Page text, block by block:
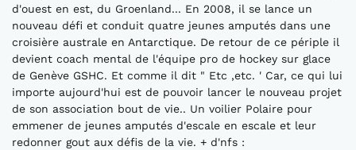
d'ouest en est, du Groenland... En 2008, il se lance un
nouveau défi et conduit quatre jeunes amputés dans une
croisière australe en Antarctique. De retour de ce périple il
devient coach mental de l'équipe pro de hockey sur glace
de Genève GSHC. Et comme il dit " Etc ,etc. ' Car, ce qui lui
importe aujourd'hui est de pouvoir lancer le nouveau projet
de son association bout de vie.. Un voilier Polaire pour
emmener de jeunes amputés d'escale en escale et leur
redonner gout aux défis de la vie. + d'nfs :